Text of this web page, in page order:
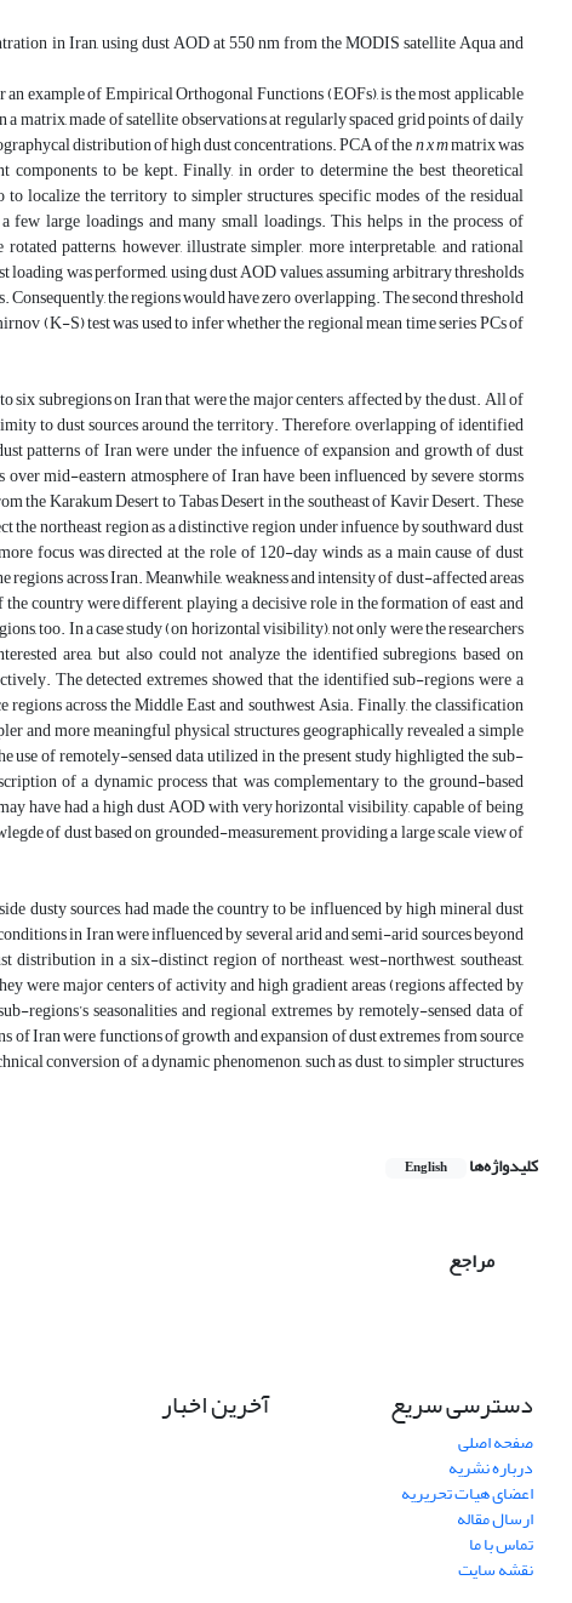
in Iran, using dust AOD at 550 nm from the MODIS satellite Aqua and
example of Empirical Orthogonal Functions (EOFs), is the most applicable
a matrix, made of satellite observations at regularly spaced grid points of daily
distribution of high dust concentrations. PCA of then x mmatrix was
to be kept. Finally, in order to determine the best theoretical
localize the territory to simpler structures, specific modes of the residual
few large loadings and many small loadings. This helps in the process of
patterns, however, illustrate simpler, more interpretable, and rational
was performed, using dust AOD values, assuming arbitrary thresholds
the regions would have zero overlapping. The second threshold
(K-S) test was used to infer whether the regional mean time series PCs of
subregions on Iran that were the major centers, affected by the dust. All of
to dust sources around the territory. Therefore, overlapping of identified
patterns of Iran were under the infuence of expansion and growth of dust
mid-eastern atmosphere of Iran have been influenced by severe storms
the Karakum Desert to Tabas Desert in the southeast of Kavir Desert. These
the northeast region as a distinctive region under infuence by southward dust
focus was directed at the role of 120-day winds as a main cause of dust
across Iran. Meanwhile, weakness and intensity of dust-affected areas
country were different, playing a decisive role in the formation of east and
too. In a case study (on horizontal visibility), not only were the researchers
area, but also could not analyze the identified subregions, based on
The detected extremes showed that the identified sub-regions were a
across the Middle East and southwest Asia. Finally, the classification
and more meaningful physical structures geographically revealed a simple
of remotely-sensed data utilized in the present study highligted the sub-
of a dynamic process that was complementary to the ground-based
have had a high dust AOD with very horizontal visibility, capable of being
of dust based on grounded-measurement, providing a large scale view of
dusty sources, had made the country to be influenced by high mineral dust
in Iran were influenced by several arid and semi-arid sources beyond
distribution in a six-distinct region of northeast, west-northwest, southeast,
were major centers of activity and high gradient areas (regions affected by
seasonalities and regional extremes by remotely-sensed data of
of Iran were functions of growth and expansion of dust extremes from source
conversion of a dynamic phenomenon, such as dust, to simpler structures
کلیدواژه‌ها English
مراجع
دسترسی سریع
صفحه اصلی
درباره نشریه
اعضای هیات تحریریه
ارسال مقاله
تماس با ما
نقشه سایت
آخرین اخبار